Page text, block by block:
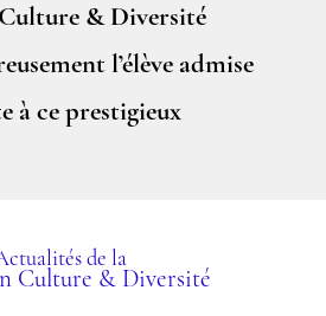
& Diversité
l’élève admise
à ce prestigieux
de la
Culture & Diversité